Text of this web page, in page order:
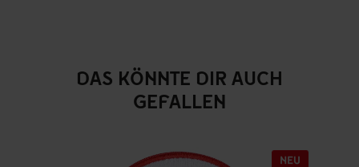
DAS KÖNNTE DIR AUCH
GEFALLEN